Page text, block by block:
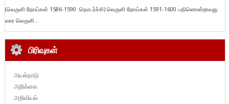
(வெருளி நோய்கள் 1586-1590 :தொடர்ச்சி) வெருளி நோய்கள் 1591-1600 பதினொன்றாவது
வார வெருளி...
பிரிவுகள்
அயல்நாடு
அறிக்கை
அறிவியல்